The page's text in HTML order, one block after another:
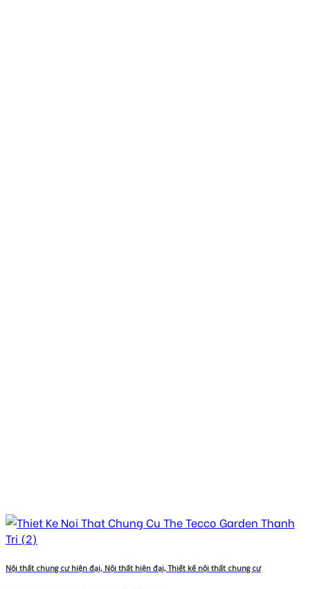
Nội thất chung cư hiện đại, Nội thất hiện đại, Thiết kế nội thất chung cư